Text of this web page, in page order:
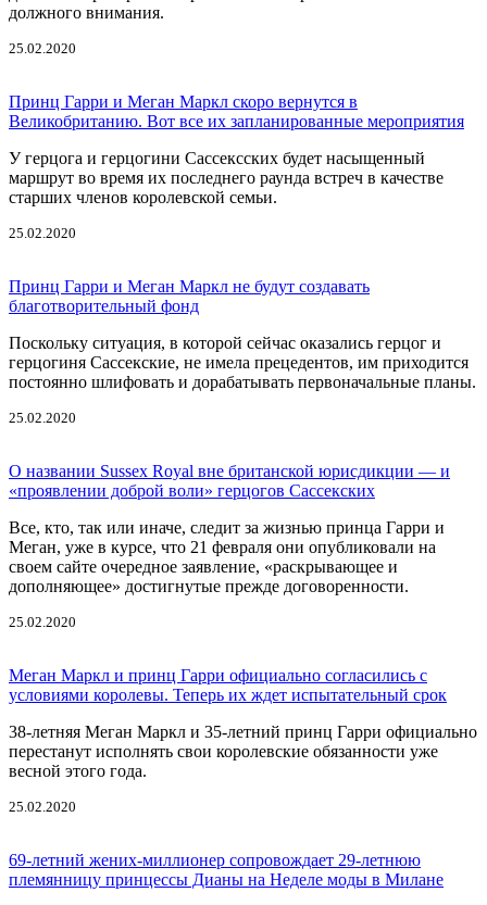
должного внимания.
25.02.2020
Принц Гарри и Меган Маркл скоро вернутся в
Великобританию. Вот все их запланированные мероприятия
У герцога и герцогини Сассексских будет насыщенный
маршрут во время их последнего раунда встреч в качестве
старших членов королевской семьи.
25.02.2020
Принц Гарри и Меган Маркл не будут создавать
благотворительный фонд
Поскольку ситуация, в которой сейчас оказались герцог и
герцогиня Сассекские, не имела прецедентов, им приходится
постоянно шлифовать и дорабатывать первоначальные планы.
25.02.2020
О названии Sussex Royal вне британской юрисдикции — и
«проявлении доброй воли» герцогов Сассекских
Все, кто, так или иначе, следит за жизнью принца Гарри и
Меган, уже в курсе, что 21 февраля они опубликовали на
своем сайте очередное заявление, «раскрывающее и
дополняющее» достигнутые прежде договоренности.
25.02.2020
Меган Маркл и принц Гарри официально согласились с
условиями королевы. Теперь их ждет испытательный срок
38-летняя Меган Маркл и 35-летний принц Гарри официально
перестанут исполнять свои королевские обязанности уже
весной этого года.
25.02.2020
69-летний жених-миллионер сопровождает 29-летнюю
племянницу принцессы Дианы на Неделе моды в Милане